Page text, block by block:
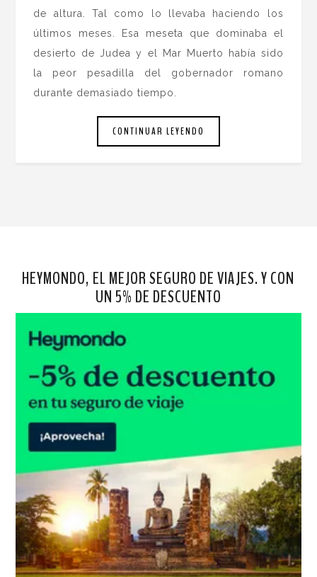
de altura. Tal como lo llevaba haciendo los
últimos meses. Esa meseta que dominaba el
desierto de Judea y el Mar Muerto había sido
la peor pesadilla del gobernador romano
durante demasiado tiempo.
CONTINUAR LEYENDO
HEYMONDO, EL MEJOR SEGURO DE VIAJES. Y CON
UN 5% DE DESCUENTO